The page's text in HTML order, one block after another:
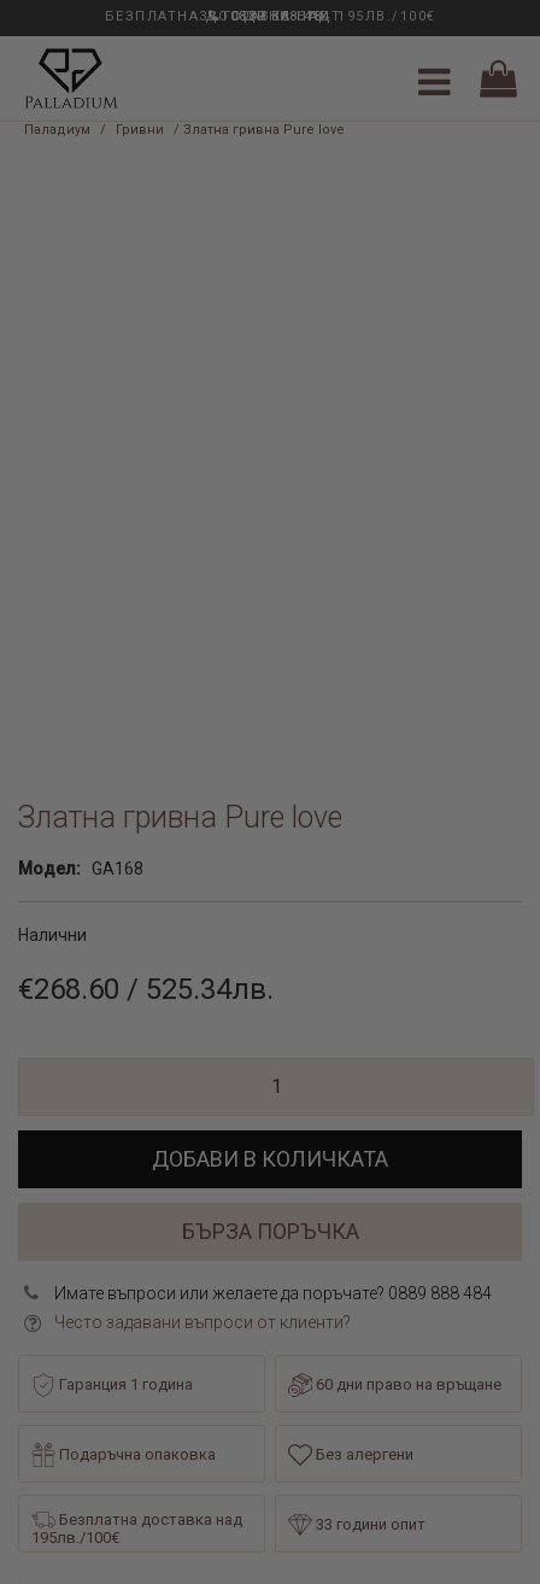
33 ГОДИНИ ОПИТ
БЕЗПЛАТНА ДОСТАВКА НАД 195ЛВ./100€
0889 888 484
Паладиум / Гривни / Златна гривна Pure love
Златна гривна Pure love
Модел: GA168
Налични
€268.60 / 525.34лв.
ДОБАВИ В КОЛИЧКАТА
БЪРЗА ПОРЪЧКА
Имате въпроси или желаете да поръчате? 0889 888 484
Често задавани въпроси от клиенти?
Гаранция 1 година 60 дни право на връщане
Подаръчна опаковка Без алергени
Безплатна доставка над
195лв./100€
33 години опит